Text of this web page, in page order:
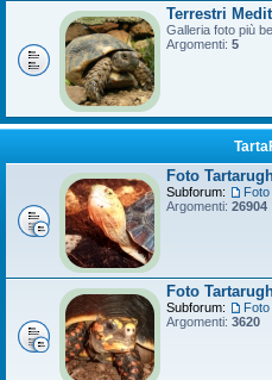
Terrestri
Galleria foto più
Argomenti: 5
Foto
Subforum:
Argomenti: 26904
Foto
Subforum:
Argomenti: 3620